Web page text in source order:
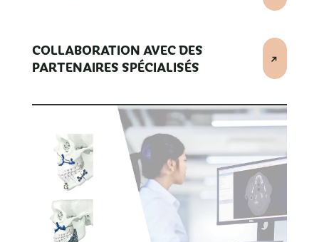
COLLABORATION AVEC DES
PARTENAIRES SPÉCIALISÉS